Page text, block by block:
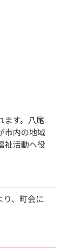
ます。八尾
市内の地域
祉活動へ役
り、町会に